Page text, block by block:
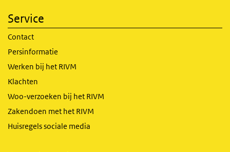
Service
Contact
Persinformatie
Werken bij het RIVM
Klachten
Woo-verzoeken bij het RIVM
Zakendoen met het RIVM
Huisregels sociale media